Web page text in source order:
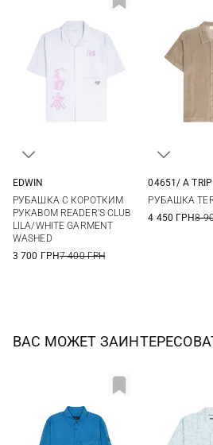
XXL
EDWIN
РУБАШКА С КОРОТКИМ
РУКАВОМ READER'S CLUB
LILA/WHITE GARMENT
WASHED
3 700 ГРН7 400 ГРН
04651/ A
РУБАШКА
4 450 ГРН8
ВАС МОЖЕТ